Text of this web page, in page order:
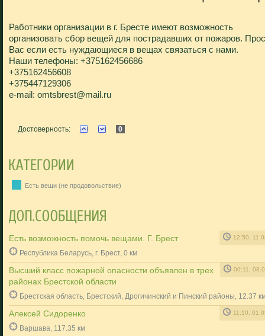
Работники организации в г. Бресте имеют возможность
организовать сбор вещей для пострадавших от пожаров.
Вас если есть нуждающиеся в вещах связаться с нами.
Наши телефоны: +375162456686
+375162456608
+375447129306
e-mail: omtsbrest@mail.ru
Достоверность: 0
Есть вещи (не продовольствие)
Есть возможность помочь вещами. Г. Брест 12:50,
Республика Беларусь, г. Брест, 0 км
Высший класс пожарной опасности объявлен в трех
районах Брестской области
00:11,
Брестская область, Брестский, Дрогичинский и Пинский районы, 12.37
Алексей Сидоренко 11:10,
Варшава, 117.35 км